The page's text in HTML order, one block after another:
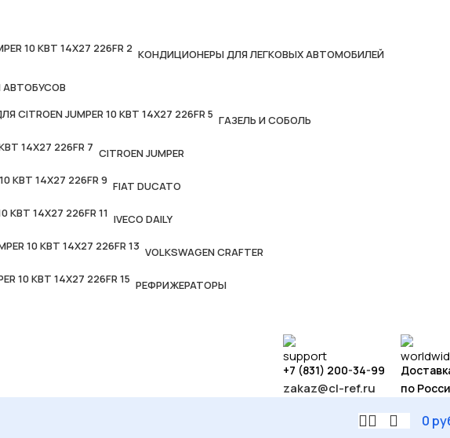
КОНДИЦИОНЕРЫ ДЛЯ ЛЕГКОВЫХ АВТОМОБИЛЕЙ
ГАЗЕЛЬ И СОБОЛЬ
CITROEN JUMPER
FIAT DUCATO
IVECO DAILY
VOLKSWAGEN CRAFTER
РЕФРИЖЕРАТОРЫ
+7 (831) 200-34-99
zakaz@cl-ref.ru
по
0